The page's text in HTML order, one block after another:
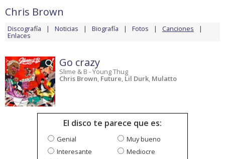
Chris Brown
Discografía Noticias Biografía Fotos Canciones
Enlaces
Go crazy
Slime & B - Young Thug
Chris Brown, Future, Lil Durk, Mulatto
El disco te parece que es:
Genial
Muy bueno
Interesante
Mediocre